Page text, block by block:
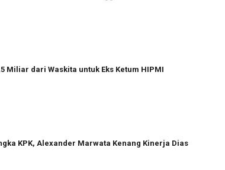
Miliar dari Waskita untuk Eks Ketum HIPMI
KPK, Alexander Marwata Kenang Kinerja Dias